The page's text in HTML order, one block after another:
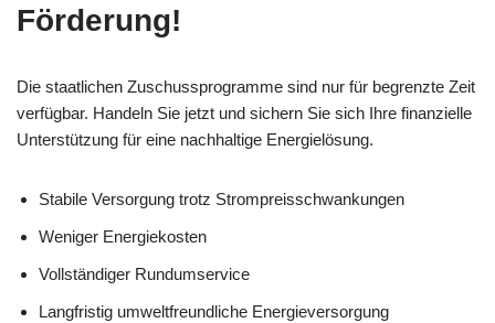
Förderung!
Die staatlichen Zuschussprogramme sind nur für begrenzte Zeit
verfügbar. Handeln Sie jetzt und sichern Sie sich Ihre finanzielle
Unterstützung für eine nachhaltige Energielösung.
Stabile Versorgung trotz Strompreisschwankungen
Weniger Energiekosten
Vollständiger Rundumservice
Langfristig umweltfreundliche Energieversorgung